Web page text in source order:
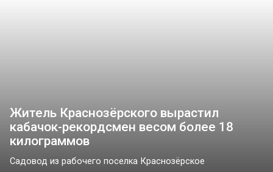
Житель Краснозёрского вырастил
кабачок-рекордсмен весом более 18
килограммов
Садовод из рабочего поселка Краснозёрское